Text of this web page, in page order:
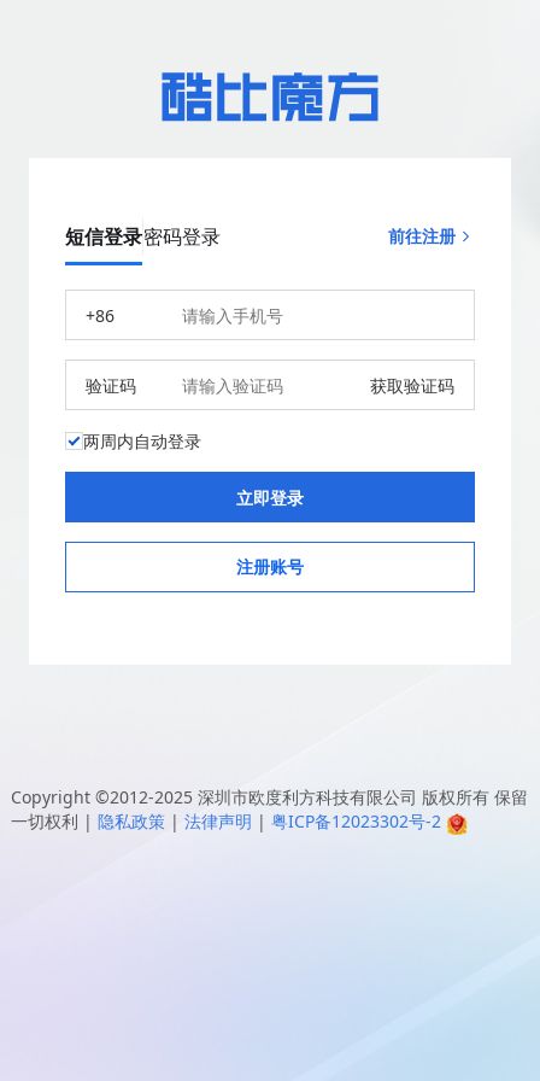
短信登录密码登录 前往注册
+86
验证码 获取验证码
两周内自动登录
注册账号
Copyright ©2012-2025 深圳市欧度利方科技有限公司 版权所有 保留
一切权利 | 隐私政策 | 法律声明 | 粤ICP备12023302号-2